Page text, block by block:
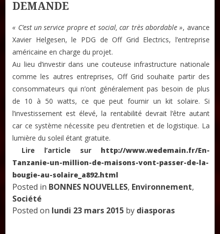
DEMANDE
« C’est un service propre et social, car très abordable », avance
Xavier Helgesen, le PDG de Off Grid Electrics, l’entreprise
américaine en charge du projet.
Au lieu d’investir dans une couteuse infrastructure nationale
comme les autres entreprises, Off Grid souhaite partir des
consommateurs qui n’ont généralement pas besoin de plus
de 10 à 50 watts, ce que peut fournir un kit solaire. Si
l’investissement est élevé, la rentabilité devrait l’être autant
car ce système nécessite peu d’entretien et de logistique. La
lumière du soleil étant gratuite.
Lire l’article sur http://www.wedemain.fr/En-
Tanzanie-un-million-de-maisons-vont-passer-de-la-
bougie-au-solaire_a892.html
Posted in BONNES NOUVELLES, Environnement,
Société
Posted on lundi 23 mars 2015 by diasporas